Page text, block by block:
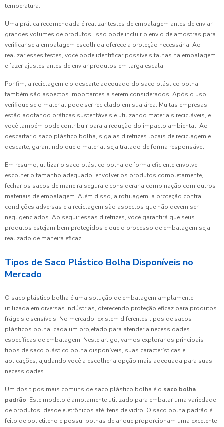
temperatura.
Uma prática recomendada é realizar testes de embalagem antes de enviar
grandes volumes de produtos. Isso pode incluir o envio de amostras para
verificar se a embalagem escolhida oferece a proteção necessária. Ao
realizar esses testes, você pode identificar possíveis falhas na embalagem
e fazer ajustes antes de enviar produtos em larga escala.
Por fim, a reciclagem e o descarte adequado do saco plástico bolha
também são aspectos importantes a serem considerados. Após o uso,
verifique se o material pode ser reciclado em sua área. Muitas empresas
estão adotando práticas sustentáveis e utilizando materiais recicláveis, e
você também pode contribuir para a redução do impacto ambiental. Ao
descartar o saco plástico bolha, siga as diretrizes locais de reciclagem e
descarte, garantindo que o material seja tratado de forma responsável.
Em resumo, utilizar o saco plástico bolha de forma eficiente envolve
escolher o tamanho adequado, envolver os produtos completamente,
fechar os sacos de maneira segura e considerar a combinação com outros
materiais de embalagem. Além disso, a rotulagem, a proteção contra
condições adversas e a reciclagem são aspectos que não devem ser
negligenciados. Ao seguir essas diretrizes, você garantirá que seus
produtos estejam bem protegidos e que o processo de embalagem seja
realizado de maneira eficaz.
Tipos de Saco Plástico Bolha Disponíveis no
Mercado
O saco plástico bolha é uma solução de embalagem amplamente
utilizada em diversas indústrias, oferecendo proteção eficaz para produtos
frágeis e sensíveis. No mercado, existem diferentes tipos de sacos
plásticos bolha, cada um projetado para atender a necessidades
específicas de embalagem. Neste artigo, vamos explorar os principais
tipos de saco plástico bolha disponíveis, suas características e
aplicações, ajudando você a escolher a opção mais adequada para suas
necessidades.
Um dos tipos mais comuns de saco plástico bolha é o saco bolha
padrão. Este modelo é amplamente utilizado para embalar uma variedade
de produtos, desde eletrônicos até itens de vidro. O saco bolha padrão é
feito de polietileno e possui bolhas de ar que proporcionam uma excelente